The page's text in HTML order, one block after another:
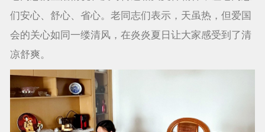
们安心、舒心、省心。老同志们表示，天虽热，但爱国
会的关心如同一缕清风，在炎炎夏日让大家感受到了清
凉舒爽。